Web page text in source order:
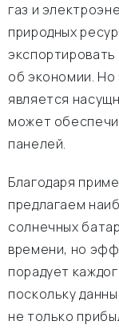
газ и
природных
об экономии. Но
является
может
панелей.
Благодаря
предлагаем
солнечных
времени, но
порадует
поскольку
не только